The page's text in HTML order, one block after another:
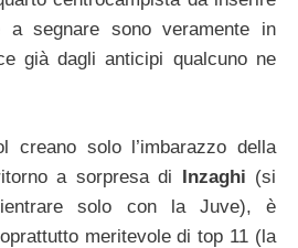
a segnare sono veramente in
già dagli anticipi qualcuno ne
creano solo l’imbarazzo della
a sorpresa di Inzaghi (si
solo con la Juve), è
meritevole di top 11 (la